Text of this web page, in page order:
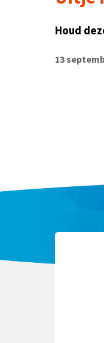
Houd
13